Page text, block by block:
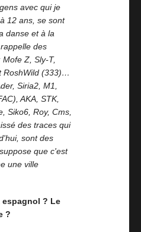
avec qui je
12 ans, se sont
danse et à la
des
Z, Sly-T,
RoshWild (333)…
Siria2, M1,
AKA, STK,
Siko6, Roy, Cms,
des traces qui
sont des
que c'est
une ville
espagnol ? Le
?